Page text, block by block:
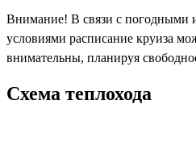
Внимание! В связи с погодными
условиями расписание круиза
внимательны, планируя
Схема теплохода